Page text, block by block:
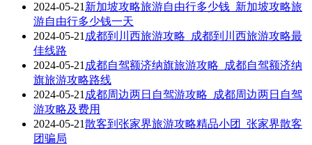
2024-05-21 新加坡攻略旅游自由行多少钱_新加坡攻略旅
游自由行多少钱一天
2024-05-21 成都到川西旅游攻略_成都到川西旅游攻略最
佳线路
2024-05-21 成都自驾额济纳旗旅游攻略_成都自驾额济纳
旗旅游攻略路线
2024-05-21 成都周边两日自驾游攻略_成都周边两日自驾
游攻略及费用
2024-05-21散客到张家界旅游攻略精品小团_张家界散客
团骗局